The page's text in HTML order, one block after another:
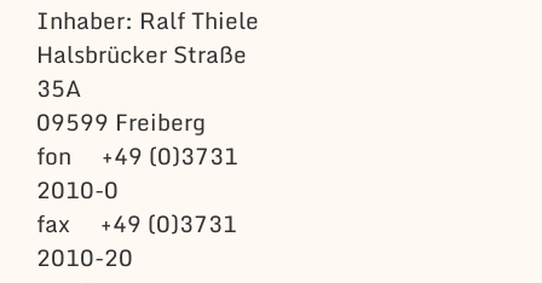
Inhaber: Ralf Thiele
Halsbrücker Straße
35A
09599 Freiberg
fon +49 (0)3731
2010-0
fax +49 (0)3731
2010-20